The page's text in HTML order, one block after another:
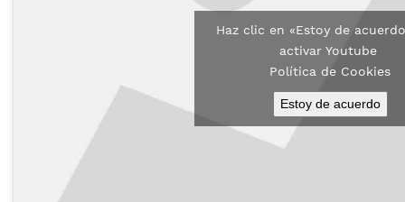
Haz clic en «Estoy de
activar Youtube
Política de Cookies
Estoy de acuerdo